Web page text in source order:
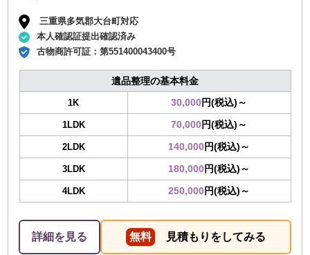
三重県多気郡大台町対応
本人確認証提出確認済み
古物商許可証：第551400043400号
遺品整理の基本料金
1K 30,000円(税込)～
1LDK 70,000円(税込)～
2LDK 140,000円(税込)～
3LDK 180,000円(税込)～
4LDK 250,000円(税込)～
詳細を見る 無料 見積もりをしてみる